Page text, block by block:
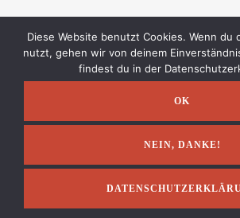
IMPRESSUM
Diese Website benutzt Cookies. Wenn du
nutzt, gehen wir von deinem
findest du in der
OK
NEIN, DANKE!